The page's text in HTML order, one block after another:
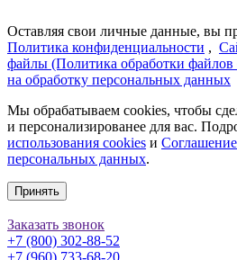
Оставляя свои личные данные, вы
Политика конфиденциальности ,
файлы (Политика обработки файлов
на обработку персональных данных
Мы обрабатываем cookies, чтобы
и персонализированее для вас.
использования cookies и
персональных данных.
Принять
Заказать звонок
+7 (800) 302-88-52
+7 (960) 733-68-20